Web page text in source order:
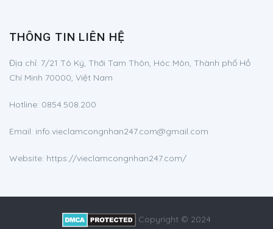
THÔNG TIN LIÊN HỆ
Địa chỉ: 7/21 Tô Ký, Thới Tam Thôn, Hóc Môn, Thành phố Hồ
Chí Minh 70000, Việt Nam
Hotline: 0854.508.200
Email: info.vieclamcongnhan247.com@gmail.com
Website: https://vieclamcongnhan247.com/
Copyright © 2024